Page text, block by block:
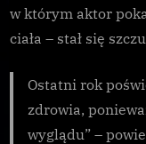
w którym aktor
ciała – stał się
Ostatni rok
zdrowia,
wyglądu” –